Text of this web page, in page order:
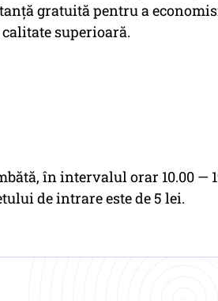
gratuită pentru a
superioară.
în intervalul orar 10.00 —
de intrare este de 5 lei.